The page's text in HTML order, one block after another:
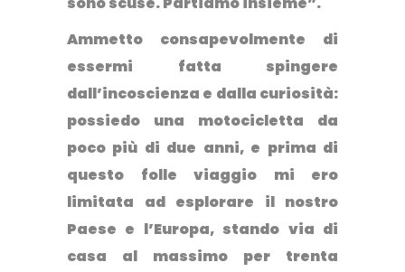
Ammetto consapevolmente di
essermi fatta spingere
dall’incoscienza e dalla curiosità:
possiedo una motocicletta da
poco più di due anni, e prima di
questo folle viaggio mi ero
limitata ad esplorare il nostro
Paese e l’Europa, stando via di
casa al massimo per trenta